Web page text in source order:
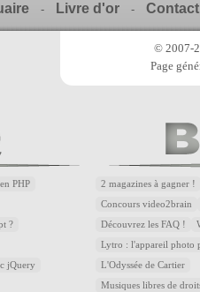
- Livre d'or - Contact
© 2007-
Page
PHP
?
jQuery
2 magazines à gagner !
Concours video2brain
Découvrez les FAQ !
Lytro : l'appareil photo
L'Odyssée de Cartier
Musiques libres de